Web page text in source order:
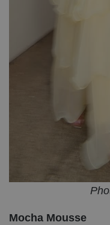
Mocha Mousse